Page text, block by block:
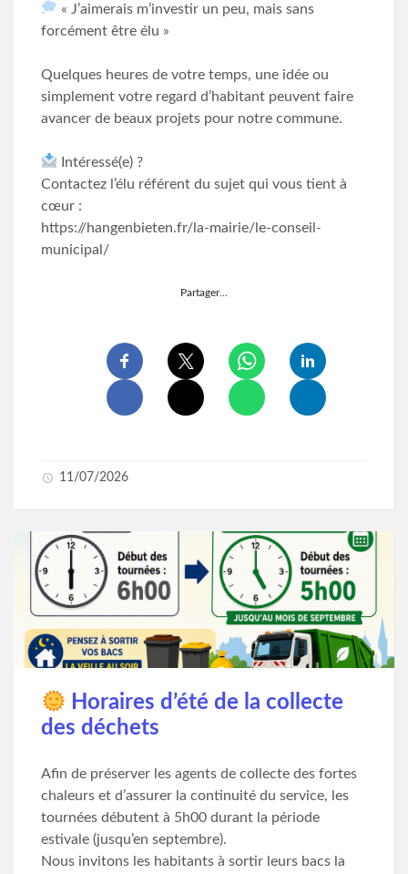
« J’aimerais m’investir un peu, mais sans
forcément être élu »
Quelques heures de votre temps, une idée ou
simplement votre regard d’habitant peuvent faire
avancer de beaux projets pour notre commune.
Intéressé(e) ?
Contactez l’élu référent du sujet qui vous tient à
cœur :
https://hangenbieten.fr/la-mairie/le-conseil-
municipal/
Partager…
11/07/2026
Horaires d’été de la collecte
des déchets
Afin de préserver les agents de collecte des fortes
chaleurs et d’assurer la continuité du service, les
tournées débutent à 5h00 durant la période
estivale (jusqu’en septembre).
Nous invitons les habitants à sortir leurs bacs la